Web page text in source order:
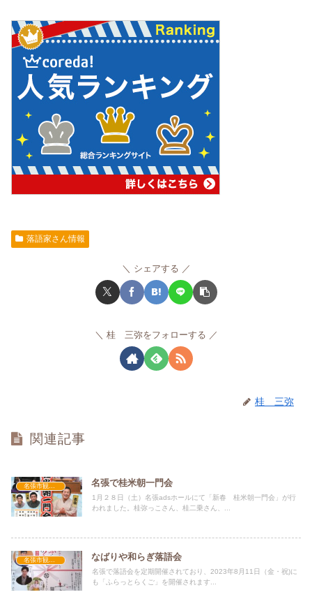
落語家さん情報
シェアする
桂 三弥をフォローする
桂 三弥
関連記事
名張市観光大使活動 名張で桂米朝一門会
1月２８日（土）名張adsホールにて「新春 桂米朝一門会」が行
われました。桂弥っこさん、桂二乗さん、...
なばりや和らぎ落語会
名張で落語会を定期開催されており、2023年8月11日（金・祝)に
も「ふらっとらくご」を開催されます...